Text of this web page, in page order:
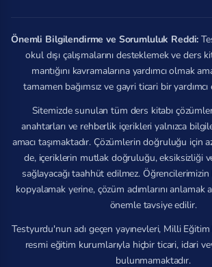
Önemli Bilgilendirme ve Sorumluluk Reddi:
okul dışı çalışmalarını desteklemek ve ders
mantığını kavramalarına yardımcı olmak
tamamen bağımsız ve gayri ticari bir yardımcı
Sitemizde sunulan tüm ders kitabı
anahtarları ve rehberlik içerikleri yalnızca
amacı taşımaktadır. Çözümlerin doğruluğu için
de, içeriklerin mutlak doğruluğu, eksiksizliği
sağlayacağı taahhüt edilmez.
kopyalamak yerine, çözüm adımlarını anlamak
önemle tavsiye edilir.
Testyurdu'nun adı geçen yayınevleri, Milli Eğitim
resmi eğitim kurumlarıyla hiçbir ticari, idari
bulunmamaktadır.